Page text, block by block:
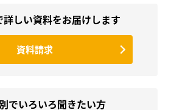
詳しい資料をお届けします
資料請求
でいろいろ聞きたい方